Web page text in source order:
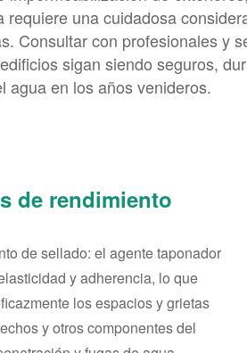
requiere una cuidadosa
Consultar con profesionales y
sigan siendo seguros,
agua en los años venideros.
de rendimiento
de sellado: el agente taponador
y adherencia, lo que
los espacios y grietas
y otros componentes del